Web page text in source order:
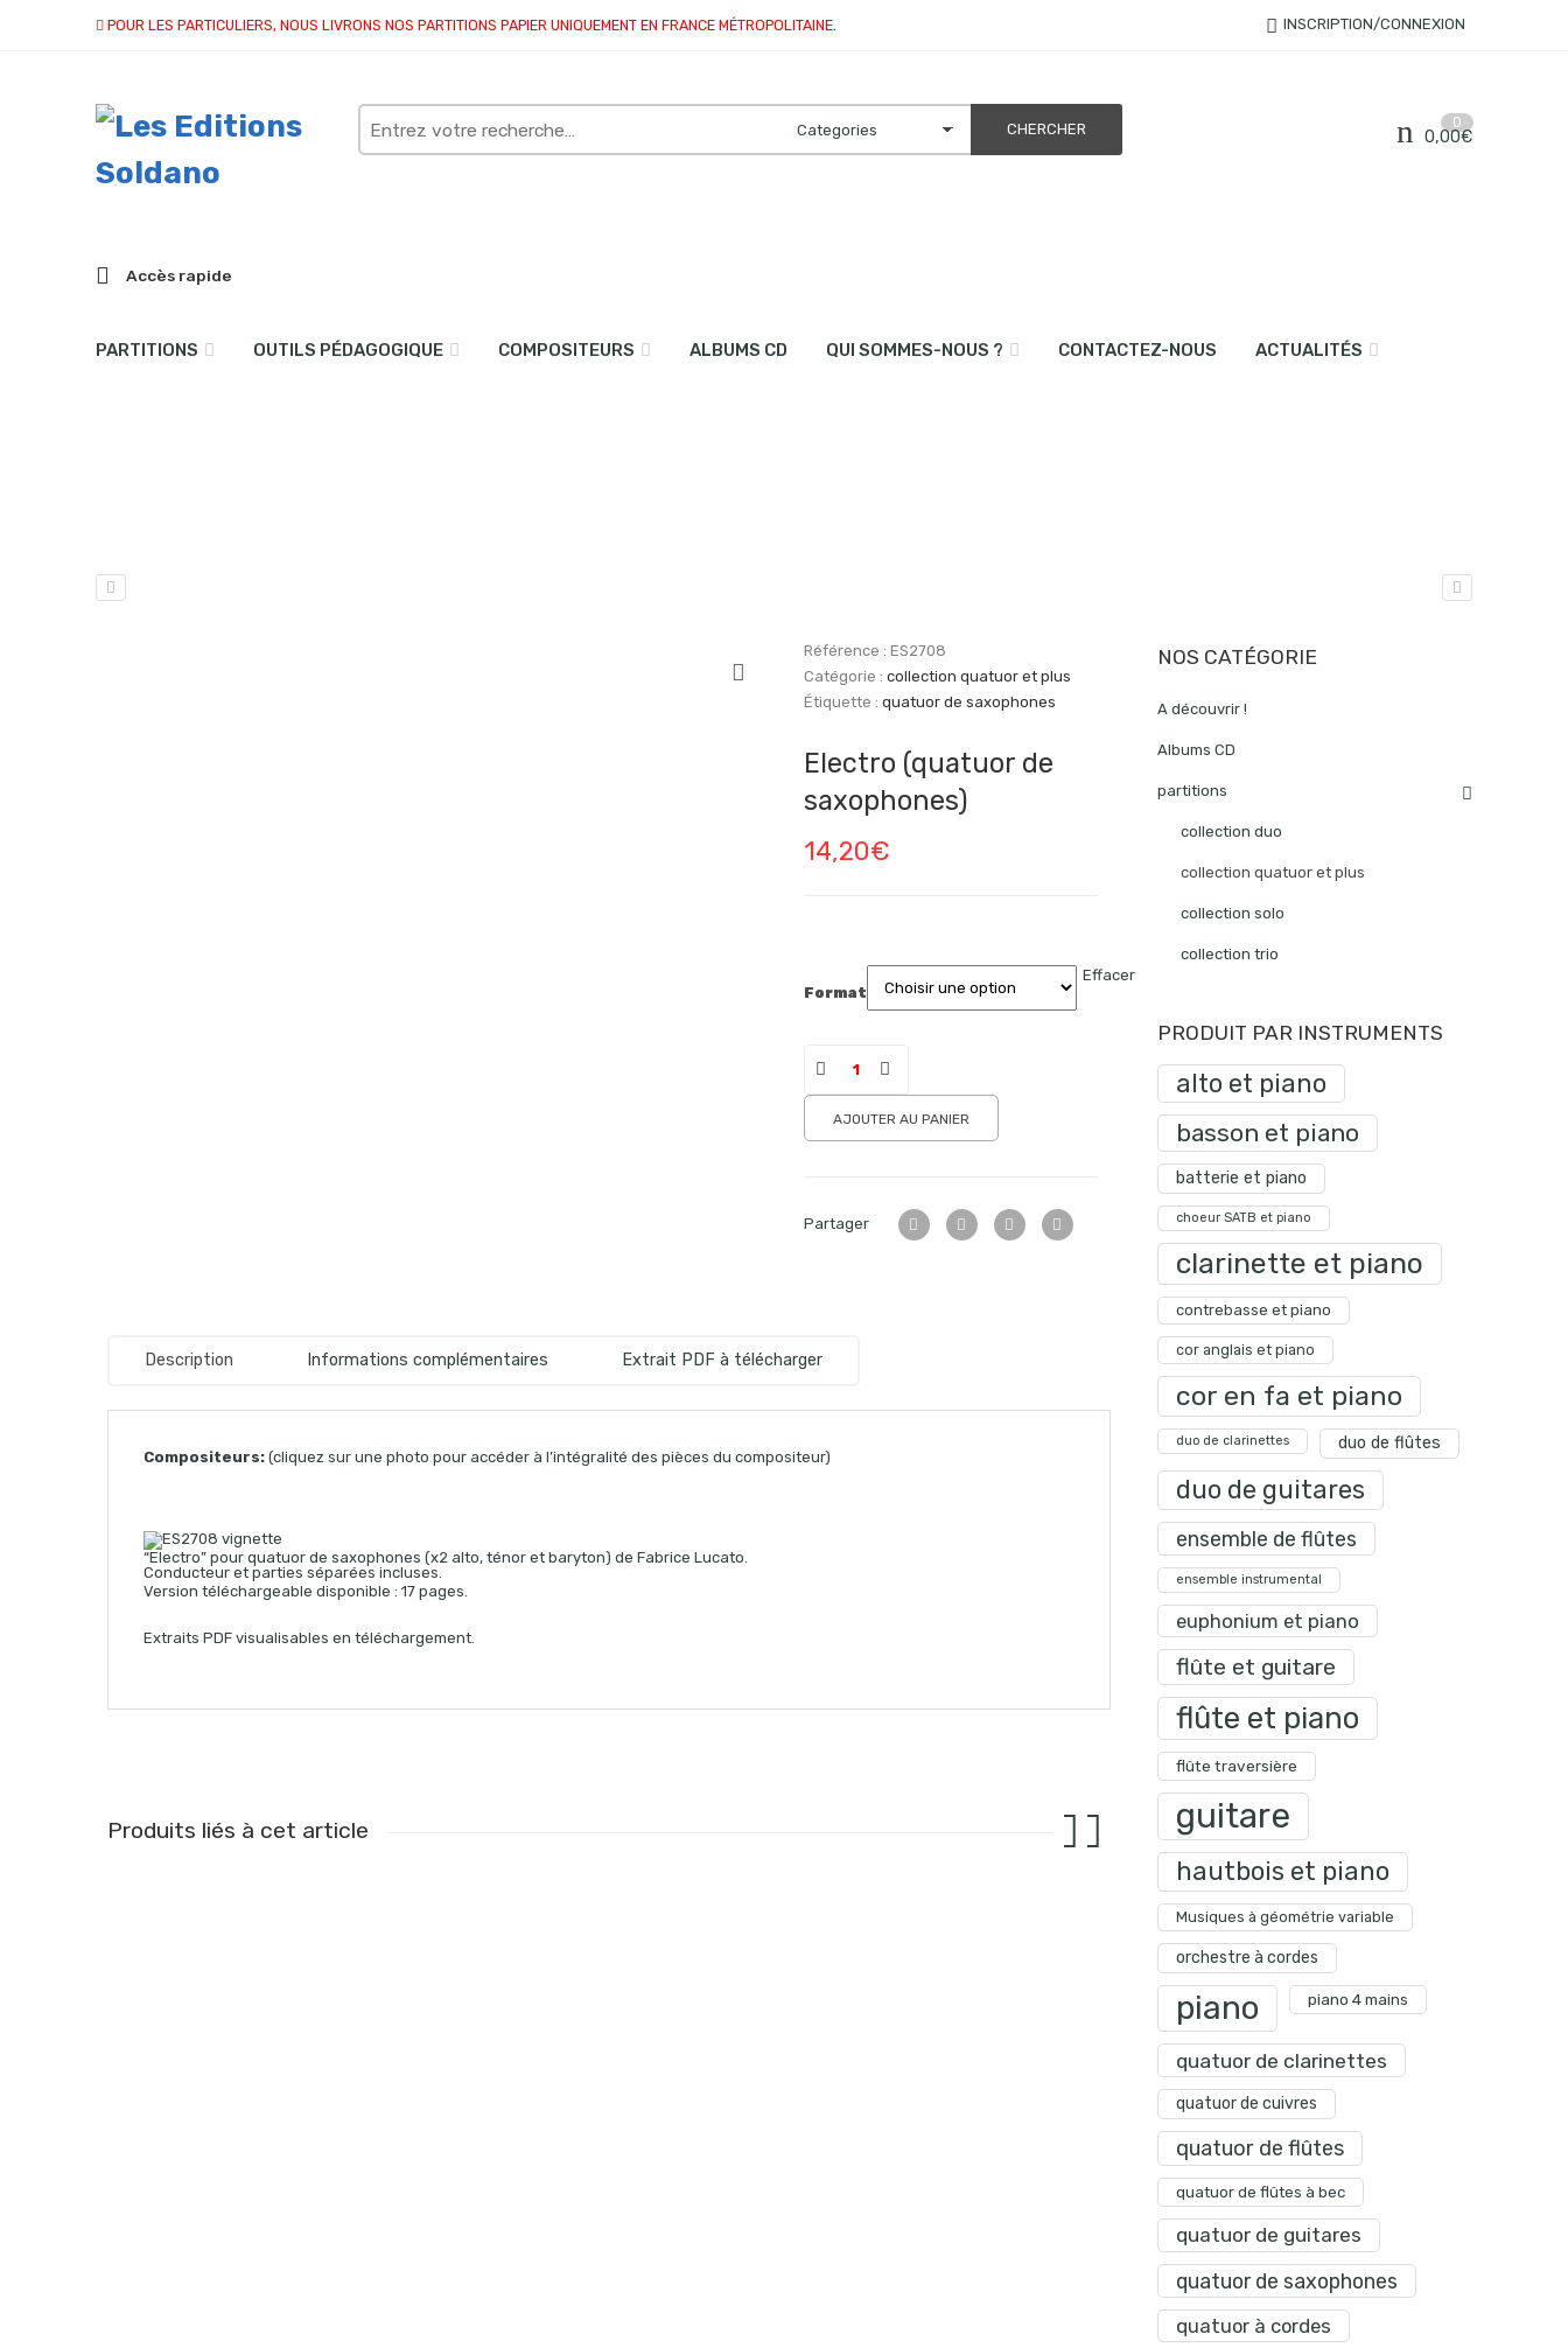
POUR LES PARTICULIERS, NOUS LIVRONS NOS PARTITIONS PAPIER UNIQUEMENT EN FRANCE MÉTROPOLITAINE. INSCRIPTION/CONNEXION
Search
here
0
0,00€
Accès rapide
PARTITIONS OUTILS PÉDAGOGIQUE COMPOSITEURS ALBUMS CD QUI SOMMES-NOUS ? CONTACTEZ-NOUS ACTUALITÉS
Référence : ES2708
Catégorie : collection quatuor et plus
Étiquette : quatuor de saxophones
Electro (quatuor de
saxophones)
14,20€
Format
Effacer
AJOUTER AU PANIER
Partager
Description Informations complémentaires Extrait PDF à télécharger
Compositeurs: (cliquez sur une photo pour accéder à l’intégralité des pièces du compositeur)
“Electro” pour quatuor de saxophones (x2 alto, ténor et baryton) de Fabrice Lucato.
Conducteur et parties séparées incluses.
Version téléchargeable disponible : 17 pages.
Extraits PDF visualisables en téléchargement.
Produits liés à cet article
NOS CATÉGORIE
A découvrir !
Albums CD
partitions
collection duo
collection quatuor et plus
collection solo
collection trio
PRODUIT PAR INSTRUMENTS
alto et piano
basson et piano
batterie et piano
choeur SATB et piano
clarinette et piano
contrebasse et piano
cor anglais et piano
cor en fa et piano
duo de clarinettes duo de flûtes
duo de guitares
ensemble de flûtes
ensemble instrumental
euphonium et piano
flûte et guitare
flûte et piano
flûte traversière
guitare
hautbois et piano
Musiques à géométrie variable
orchestre à cordes
piano piano 4 mains
quatuor de clarinettes
quatuor de cuivres
quatuor de flûtes
quatuor de flûtes à bec
quatuor de guitares
quatuor de saxophones
quatuor à cordes